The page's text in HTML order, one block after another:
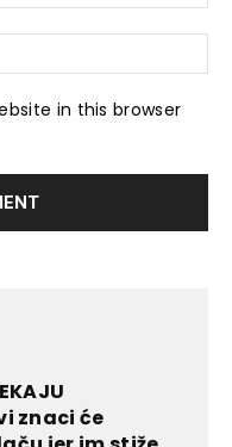
in this browser
znaci će